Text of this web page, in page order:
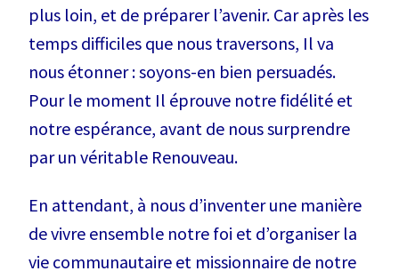
plus loin, et de préparer l’avenir. Car après les
temps difficiles que nous traversons, Il va
nous étonner : soyons-en bien persuadés.
Pour le moment Il éprouve notre fidélité et
notre espérance, avant de nous surprendre
par un véritable Renouveau.
En attendant, à nous d’inventer une manière
de vivre ensemble notre foi et d’organiser la
vie communautaire et missionnaire de notre